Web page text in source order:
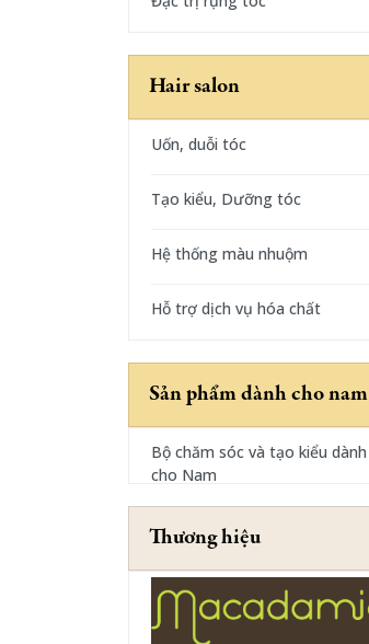
Hair salon
Uốn, duỗi tóc
Tạo kiểu, Dưỡng tóc
Hệ thống màu nhuộm
Hỗ trợ dịch vụ hóa chất
Sản phẩm dành cho nam
Bộ chăm sóc và tạo kiểu dành
cho Nam
Thương hiệu